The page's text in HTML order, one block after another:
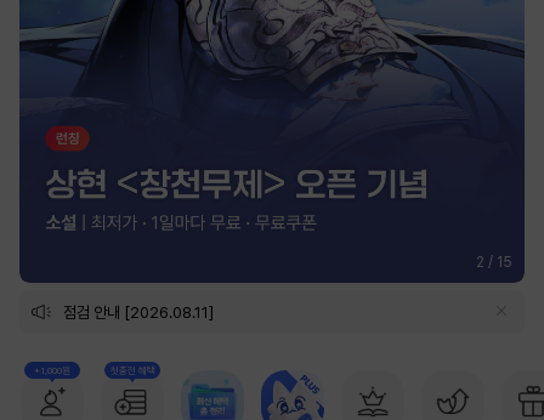
2 / 15
점검 안내 [2026.08.11]
+1,000원 첫충전 혜택